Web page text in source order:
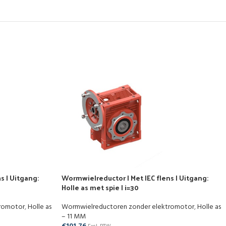
| Uitgang:
,Holle as
Wormwielreductor | Met IEC flens | Uitgang:
Holle as met spie | i=30
Wormwielreductoren zonder elektromotor,Holle as
– 11 MM